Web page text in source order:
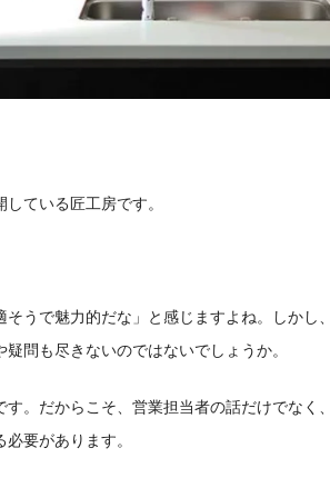
ている匠工房です。
うで魅力的だな」と感じますよね。しか
問も尽きないのではないでしょうか。
。だからこそ、営業担当者の話だけでなく
要があります。